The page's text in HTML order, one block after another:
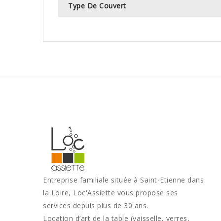
Type De Couvert
Entreprise familiale située à Saint-Etienne dans
la Loire, Loc'Assiette vous propose ses
services depuis plus de 30 ans.
Location d’art de la table (vaisselle, verres,